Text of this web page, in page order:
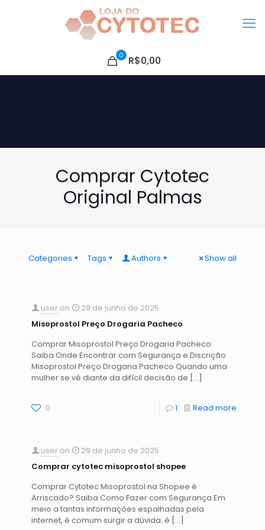
0 R$0,00
Comprar Cytotec
Original Palmas
Categories Tags Authors Show all
user on
29 de junho de 2025
Misoprostol Preço Drogaria Pacheco
Comprar Misoprostol Preço Drogaria Pacheco:
Saiba Onde Encontrar com Segurança e Discrição
Misoprostol Preço Drogaria Pacheco Quando uma
mulher se vê diante da difícil decisão de […]
0 1 Read more
user on
29 de junho de 2025
Comprar cytotec misoprostol shopee
Comprar Cytotec Misoprostol na Shopee é
Arriscado? Saiba Como Fazer com Segurança Em
meio a tantas informações espalhadas pela
internet, é comum surgir a dúvida: é […]